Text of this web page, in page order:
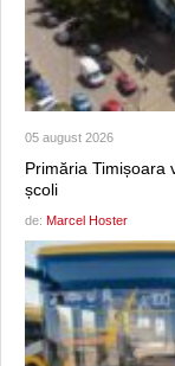
05 august 2026
Primăria Timișoara
școli
de: Marcel Hoster